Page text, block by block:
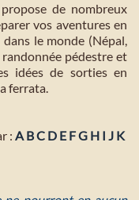
de nombreux
vos aventures en
dans le monde (Népal,
randonnée pédestre et
idées de sorties en
ferrata.
: A BC D E FG H I J K